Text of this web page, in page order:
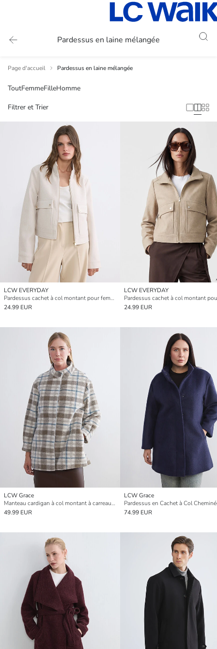
Pardessus en laine mélangée
Page d'accueil Pardessus en laine mélangée
ToutFemmeFilleHomme
Filtrer et Trier
LCW EVERYDAY
Pardessus cachet à col montant pour femme
24.99 EUR
LCW EVERYDAY
24.99 EUR
LCW Grace
Manteau cardigan à col montant à carreaux pour femmes
49.99 EUR
LCW Grace
74.99 EUR